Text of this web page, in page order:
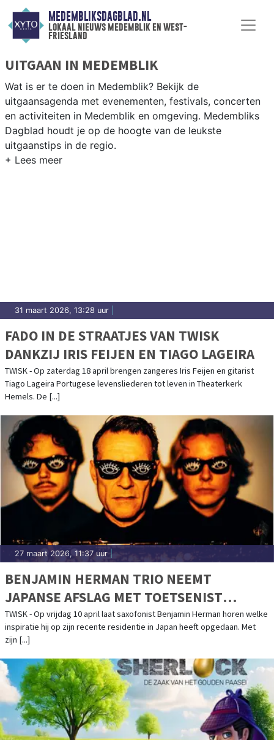
MEDEMBLIKSDAGBLAD.NL
lokaal nieuws medemblik en west-
friesland
UITGAAN IN MEDEMBLIK
Wat is er te doen in Medemblik? Bekijk de
uitgaansagenda met evenementen, festivals, concerten
en activiteiten in Medemblik en omgeving. Medembliks
Dagblad houdt je op de hoogte van de leukste
uitgaanstips in de regio.
31 maart 2026, 13:28 uur
FADO IN DE STRAATJES VAN TWISK
DANKZIJ IRIS FEIJEN EN TIAGO LAGEIRA
TWISK - Op zaterdag 18 april brengen zangeres Iris Feijen en gitarist
Tiago Lageira Portugese levensliederen tot leven in Theaterkerk
Hemels. De [...]
27 maart 2026, 11:37 uur |
BENJAMIN HERMAN TRIO NEEMT
JAPANSE AFSLAG MET TOETSENIST
BIGYUKI IN THEATERKERK HEMELS
TWISK - Op vrijdag 10 april laat saxofonist Benjamin Herman horen welke
inspiratie hij op zijn recente residentie in Japan heeft opgedaan. Met
zijn [...]